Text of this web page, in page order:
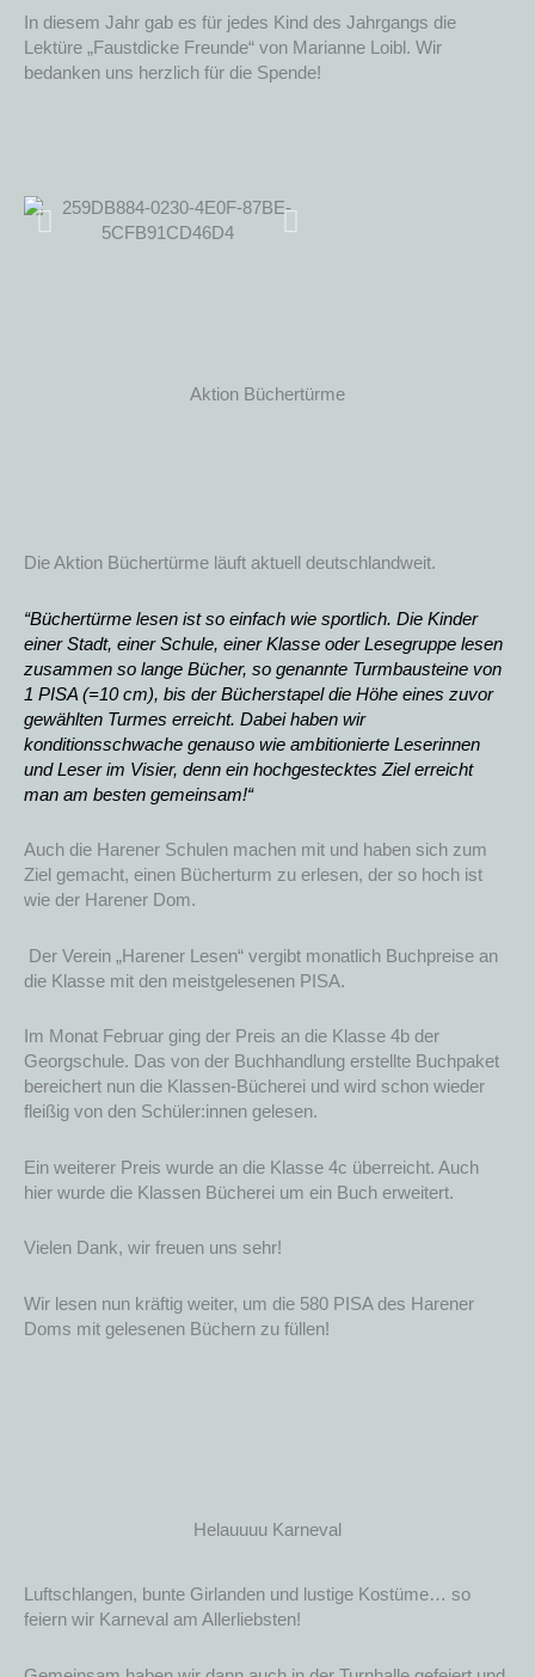
In diesem Jahr gab es für jedes Kind des Jahrgangs die
Lektüre „Faustdicke Freunde“ von Marianne Loibl. Wir
bedanken uns herzlich für die Spende!
Aktion Büchertürme
Die Aktion Büchertürme läuft aktuell deutschlandweit.
“Büchertürme lesen ist so einfach wie sportlich. Die Kinder
einer Stadt, einer Schule, einer Klasse oder Lesegruppe lesen
zusammen so lange Bücher, so genannte Turmbausteine von
1 PISA (=10 cm), bis der Bücherstapel die Höhe eines zuvor
gewählten Turmes erreicht. Dabei haben wir
konditionsschwache genauso wie ambitionierte Leserinnen
und Leser im Visier, denn ein hochgestecktes Ziel erreicht
man am besten gemeinsam!“
Auch die Harener Schulen machen mit und haben sich zum
Ziel gemacht, einen Bücherturm zu erlesen, der so hoch ist
wie der Harener Dom.
Der Verein „Harener Lesen“ vergibt monatlich Buchpreise an
die Klasse mit den meistgelesenen PISA.
Im Monat Februar ging der Preis an die Klasse 4b der
Georgschule. Das von der Buchhandlung erstellte Buchpaket
bereichert nun die Klassen-Bücherei und wird schon wieder
fleißig von den Schüler:innen gelesen.
Ein weiterer Preis wurde an die Klasse 4c überreicht. Auch
hier wurde die Klassen Bücherei um ein Buch erweitert.
Vielen Dank, wir freuen uns sehr!
Wir lesen nun kräftig weiter, um die 580 PISA des Harener
Doms mit gelesenen Büchern zu füllen!
Helauuuu Karneval
Luftschlangen, bunte Girlanden und lustige Kostüme… so
feiern wir Karneval am Allerliebsten!